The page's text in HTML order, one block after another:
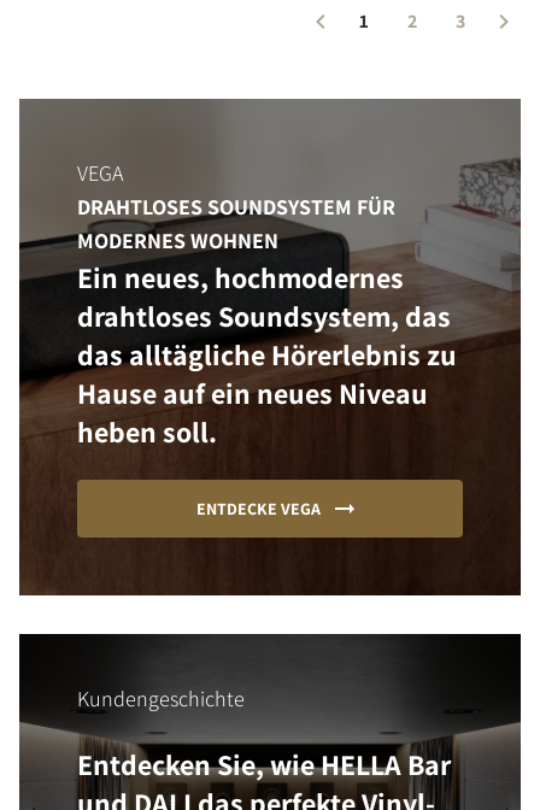
1 2 3
VEGA
DRAHTLOSES SOUNDSYSTEM FÜR
MODERNES WOHNEN
Ein neues, hochmodernes
drahtloses Soundsystem, das
das alltägliche Hörerlebnis zu
Hause auf ein neues Niveau
heben soll.
ENTDECKE VEGA
Kundengeschichte
Entdecken Sie, wie HELLA Bar